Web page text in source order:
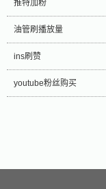
推特加粉
油管刷播放量
ins刷赞
youtube粉丝购买